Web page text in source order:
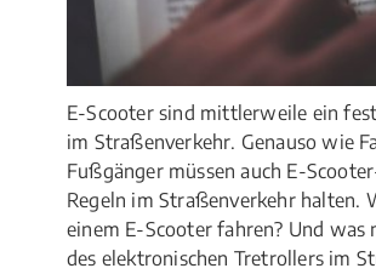
E-Scooter sind mittlerweile ein
im Straßenverkehr. Genauso wie
Fußgänger müssen auch E-
Regeln im Straßenverkehr halten.
einem E-Scooter fahren? Und was
des elektronischen Tretrollers im